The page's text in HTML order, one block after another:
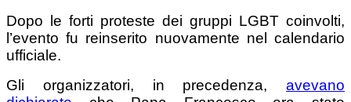
Dopo le forti proteste dei gruppi LGBT coinvolti,
l’evento fu reinserito nuovamente nel calendario
ufficiale.
Gli organizzatori, in precedenza, avevano